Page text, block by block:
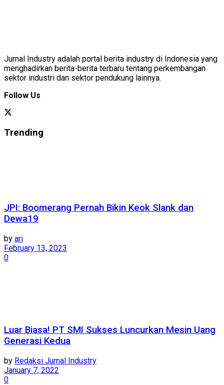
Jurnal Industry adalah portal berita industry di Indonesia yang
menghadirkan berita-berita terbaru tentang perkembangan
sektor industri dan sektor pendukung lainnya.
Follow Us
Trending
JPI: Boomerang Pernah Bikin Keok Slank dan
Dewa19
by ari
February 13, 2023
0
Luar Biasa! PT SMI Sukses Luncurkan Mesin Uang
Generasi Kedua
by Redaksi Jurnal Industry
January 7, 2022
0